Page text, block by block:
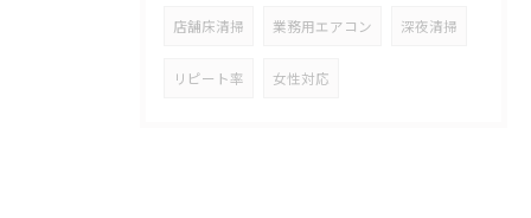
店舗床清掃 業務用エアコン 深夜清掃
リピート率 女性対応